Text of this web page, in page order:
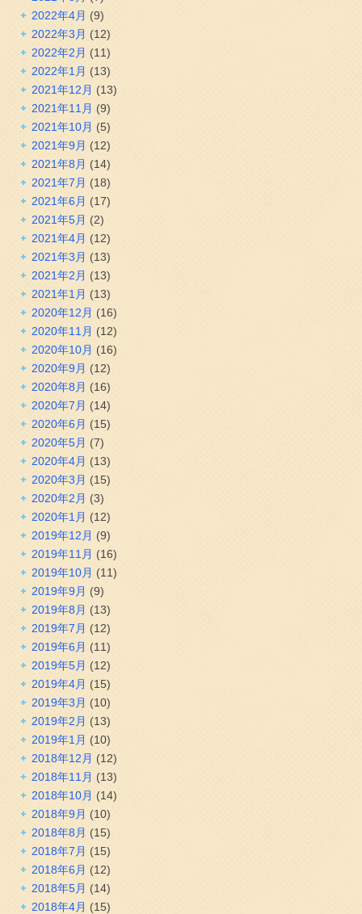
2022年4月 (9)
2022年3月 (12)
2022年2月 (11)
2022年1月 (13)
2021年12月 (13)
2021年11月 (9)
2021年10月 (5)
2021年9月 (12)
2021年8月 (14)
2021年7月 (18)
2021年6月 (17)
2021年5月 (2)
2021年4月 (12)
2021年3月 (13)
2021年2月 (13)
2021年1月 (13)
2020年12月 (16)
2020年11月 (12)
2020年10月 (16)
2020年9月 (12)
2020年8月 (16)
2020年7月 (14)
2020年6月 (15)
2020年5月 (7)
2020年4月 (13)
2020年3月 (15)
2020年2月 (3)
2020年1月 (12)
2019年12月 (9)
2019年11月 (16)
2019年10月 (11)
2019年9月 (9)
2019年8月 (13)
2019年7月 (12)
2019年6月 (11)
2019年5月 (12)
2019年4月 (15)
2019年3月 (10)
2019年2月 (13)
2019年1月 (10)
2018年12月 (12)
2018年11月 (13)
2018年10月 (14)
2018年9月 (10)
2018年8月 (15)
2018年7月 (15)
2018年6月 (12)
2018年5月 (14)
2018年4月 (15)